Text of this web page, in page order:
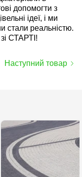
допомогти з
ідеї, і ми
стали реальністю.
СТАРТІ!
Наступний товар